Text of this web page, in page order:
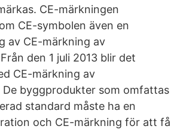
CE-märkningen
CE-symbolen även en
av CE-märkning av
den 1 juli 2013 blir det
CE-märkning av
byggprodukter som omfattas
standard måste ha en
och CE-märkning för att få